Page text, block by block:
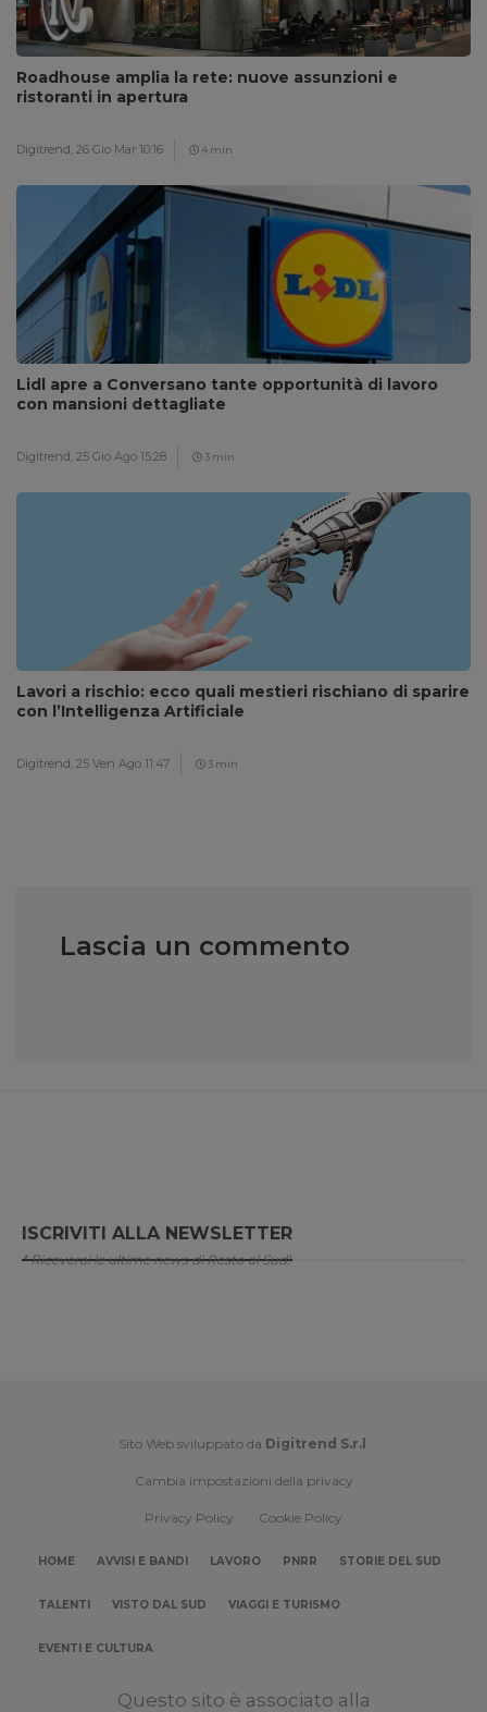
Roadhouse amplia la rete: nuove assunzioni e
ristoranti in apertura
Digitrend, 26 Gio Mar 10:16 4 min
Lidl apre a Conversano tante opportunità di lavoro
con mansioni dettagliate
Digitrend, 25 Gio Ago 15:28 3 min
Lavori a rischio: ecco quali mestieri rischiano di sparire
con l’Intelligenza Artificiale
Digitrend, 25 Ven Ago 11:47 3 min
Lascia un commento
ISCRIVITI ALLA NEWSLETTER
* Riceverai le ultime news di Resto al Sud!
Sito Web sviluppato da Digitrend S.r.l .
Cambia impostazioni della privacy
Privacy Policy Cookie Policy
HOME AVVISI E BANDI LAVORO PNRR STORIE DEL SUD
TALENTI VISTO DAL SUD VIAGGI E TURISMO
EVENTI E CULTURA
Questo sito è associato alla